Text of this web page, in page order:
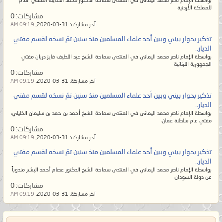
يسلم الناس من شرّ يده ولا من لسانه،
والمُسلم من سلم الناس من شرّ يده
وشرّ لسانه. ويظلم القوي منهم
الضعيف فلا يبقى من الإسلام إلا اسم
لهم ومن القرآن إلا رسمه بين أيديهم
ويتخذونه مهجوراً بحجّة أنه لا يعلمُ
تأويله إلا الله! وإنما يقصد المٌتشابه.
ولكنهم معرضون عن آياته المحكمات
الواضحات البيِّنات أمّ الكتاب لا يزيغ
عنهنّ فيتبع ظاهر المُتشابه إلا من في
قلبه زيغٌ عن الحقّ.
وأما السّنة المحمديّة فيرون السُنَّة بدعةً
والبدعة سُنَّةً؛ أي أنّهم يرون الحقّ منها
باطلاً والباطل الموضوع المخالف
لمُحكم القرآن هو الحقّ! فيضِلّ
عُلماؤهم عن الحقّ ثم يُضلّوا أمّتهم حتى
للمملكة الأردنية
مشاركات:
آخر مشاركة: 09:19 AM
تذكير بحوار بيني وبين أحد علماء المسلمين منذ سنين تمّ نسخه لقسم مفتي
الديار..
بواسطة الإمام ناصر محمد اليماني في المنتدى سماحة الشيخ عبد اللطيف فايز دريان مفتي
الجمهورية اللبنانية
مشاركات:
آخر مشاركة: 09:19 AM
تذكير بحوار بيني وبين أحد علماء المسلمين منذ سنين تمّ نسخه لقسم مفتي
الديار..
بواسطة الإمام ناصر محمد اليماني في المنتدى سماحة الشيخ أحمد بن حمد بن سليمان الخليلي،
مفتي عام سلطنة عمان
مشاركات:
آخر مشاركة: 09:19 AM
تذكير بحوار بيني وبين أحد علماء المسلمين منذ سنين تمّ نسخه لقسم مفتي
الديار..
بواسطة الإمام ناصر محمد اليماني في المنتدى سماحة الشيخ الدكتور عصام أحمد البشير مندوباً
عن دولة السودان
مشاركات:
آخر مشاركة: 09:19 AM